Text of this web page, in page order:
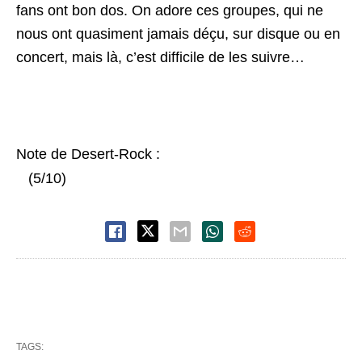
fans ont bon dos. On adore ces groupes, qui ne
nous ont quasiment jamais déçu, sur disque ou en
concert, mais là, c’est difficile de les suivre…
Note de Desert-Rock :
(5/10)
TAGS: